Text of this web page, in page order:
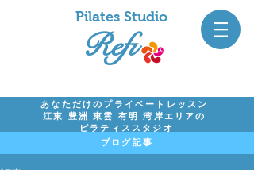
Pilates Studio
Refi
あなただけのプライベートレッスン
江東 豊洲 東雲 有明 湾岸エリアの
ピラティススタジオ
ブログ記事